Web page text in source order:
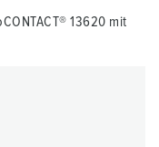
13620 mit